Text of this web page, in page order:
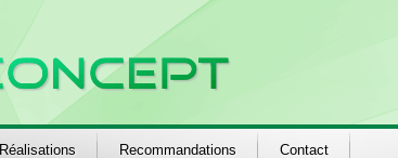
Réalisations Recommandations Contact